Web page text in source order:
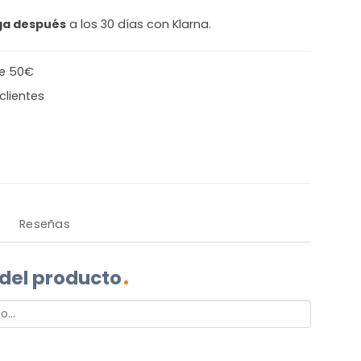
después a los 30 días con Klarna.
50€
Reseñas
producto